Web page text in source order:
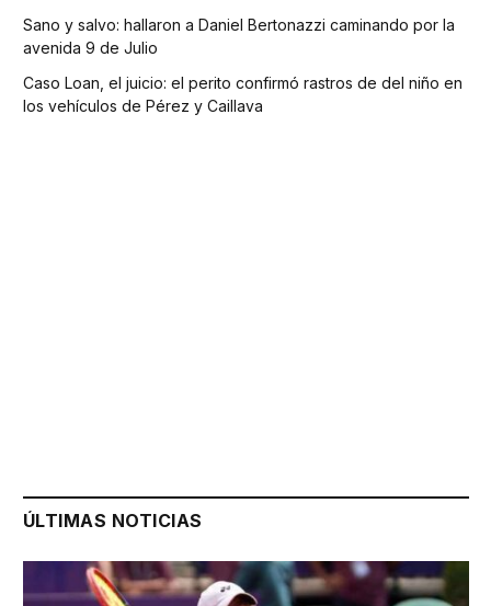
Sano y salvo: hallaron a Daniel Bertonazzi caminando por la
avenida 9 de Julio
Caso Loan, el juicio: el perito confirmó rastros de del niño en
los vehículos de Pérez y Caillava
ÚLTIMAS NOTICIAS